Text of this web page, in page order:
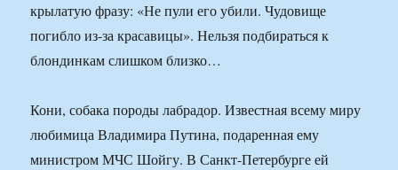
крылатую фразу: «Не пули его убили. Чудовище
погибло из-за красавицы». Нельзя подбираться к
блондинкам слишком близко…
Кони, собака породы лабрадор. Известная всему миру
любимица Владимира Путина, подаренная ему
министром МЧС Шойгу. В Санкт-Петербурге ей